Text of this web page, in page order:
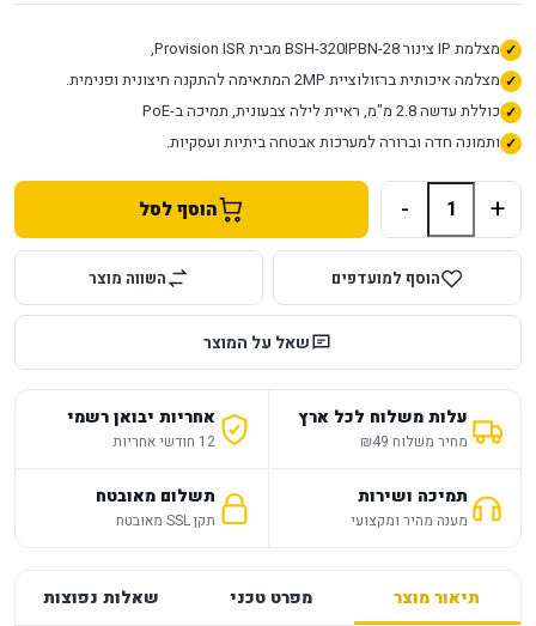
מצלמת IP צינור BSH-320IPBN-28 מבית Provision ISR,
מצלמה איכותית ברזולוציית 2MP המתאימה להתקנה חיצונית ופנימית.
כוללת עדשה 2.8 מ"מ, ראיית לילה צבעונית, תמיכה ב-PoE
ותמונה חדה וברורה למערכות אבטחה ביתיות ועסקיות.
+
- הוסף לסל
הוסף למועדפים השווה מוצר
שאל על המוצר
עלות משלוח לכל ארץ
מחיר משלוח ₪49
אחריות יבואן רשמי
12 חודשי אחריות
תמיכה ושירות
מענה מהיר ומקצועי
תשלום מאובטח
תקן SSL מאובטח
תיאור מוצר מפרט טכני שאלות נפוצות